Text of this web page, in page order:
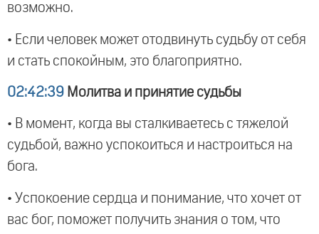
возможно.
• Если человек может отодвинуть судьбу от себя
и стать спокойным, это благоприятно.
02:42:39 Молитва и принятие судьбы
• В момент, когда вы сталкиваетесь с тяжелой
судьбой, важно успокоиться и настроиться на
бога.
• Успокоение сердца и понимание, что хочет от
вас бог, поможет получить знания о том, что